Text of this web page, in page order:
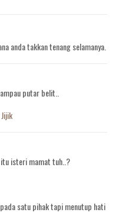
anda takkan tenang selamanya.
putar belit..
isteri mamat tuh..?
satu pihak tapi menutup hati